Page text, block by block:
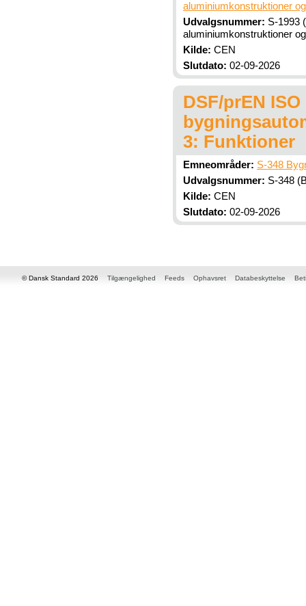
aluminiumkonstruktioner
Udvalgsnummer: S-1993
aluminiumkonstruktioner
Kilde: CEN
Slutdato: 02-09-2026
DSF/prEN
3: Funktioner
Emneområder: S-348
Udvalgsnummer: S-348
Kilde: CEN
Slutdato: 02-09-2026
© Dansk Standard 2026 Tilgængelighed Feeds Ophavsret Databeskyttelse